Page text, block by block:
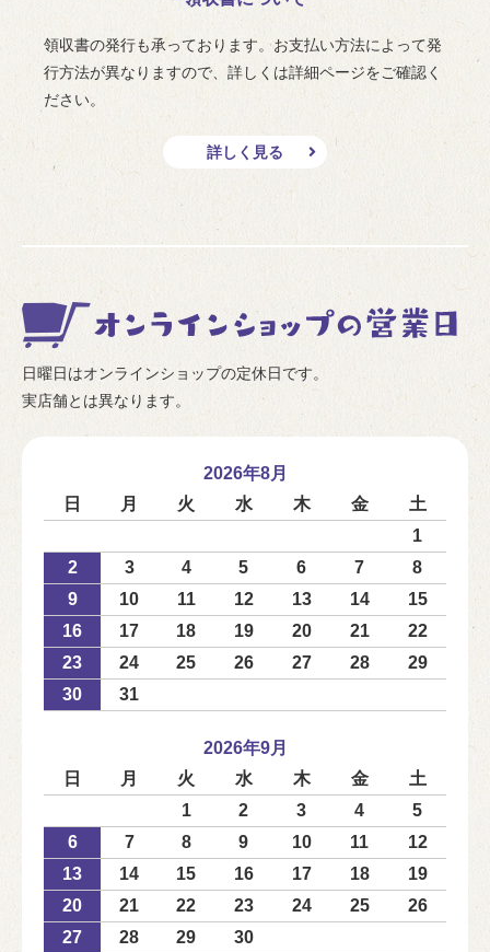
領収書の発行も承っております。お支払い方法によって発
行方法が異なりますので、詳しくは詳細ページをご確認く
ださい。
詳しく見る
日曜日はオンラインショップの定休日です。
実店舗とは異なります。
2026年8月
日
月 火 水 木 金
土
1
2
3 4 5 6 7
8
9
10 11 12 13 14
15
16
17 18 19 20 21
22
23
24 25 26 27 28
29
30
31
2026年9月
日
月 火 水 木 金
土
1
2 3 4
5
6
7 8 9 10 11
12
13
14 15 16 17 18
19
20
21 22 23 24 25
26
27
28 29 30